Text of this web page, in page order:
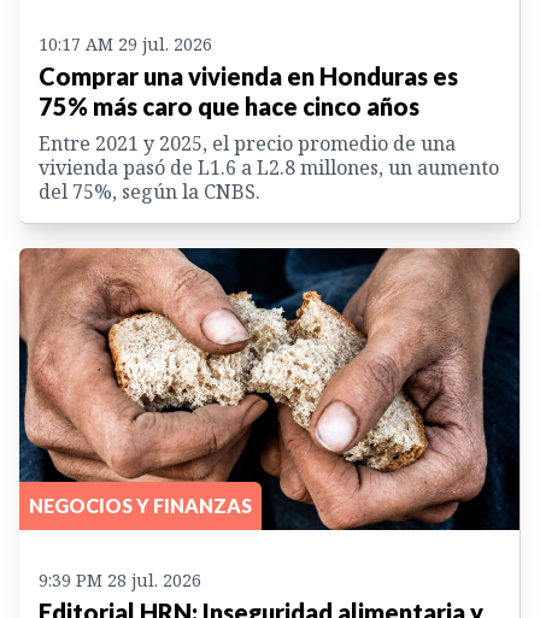
10:17 AM 29 jul. 2026
Comprar una vivienda en Honduras es
75% más caro que hace cinco años
Entre 2021 y 2025, el precio promedio de una
vivienda pasó de L1.6 a L2.8 millones, un aumento
del 75%, según la CNBS.
NEGOCIOS Y FINANZAS
9:39 PM 28 jul. 2026
Editorial HRN: Inseguridad alimentaria y